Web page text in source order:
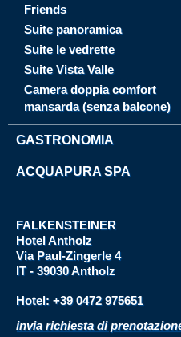
Friends
Suite panoramica
Suite le vedrette
Suite Vista Valle
Camera doppia comfort
mansarda (senza balcone)
GASTRONOMIA
ACQUAPURA SPA
FALKENSTEINER
HotelAntholz
Via Paul-Zingerle 4
IT - 39030 Antholz
Hotel: +39 0472 975651
invia richiesta di